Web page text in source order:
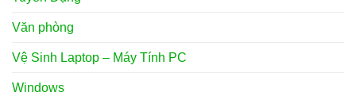
Văn phòng
Vệ Sinh Laptop – Máy Tính PC
Windows